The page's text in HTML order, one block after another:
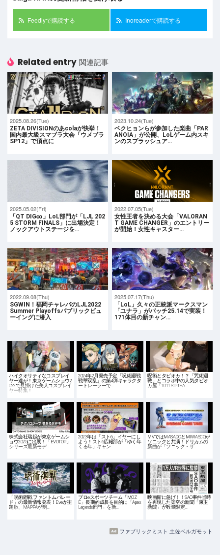
Feedlyで購読する Inoreaderで購読する
Related entry 関連記事
2025.08.26(Tue)
ZETA DIVISIONのあcolaが快挙！
国内最大級スマブラ大会「ウメブラ
SP12」で頂点に
2023.10.24(Tue)
ベクヒョンらが参加した楽曲「PAR
ANOIA」が公開、LoLゲーム内スキ
ンのスプラッシュア…
2025.05.02(Fri)
「QT DIG∞」LoL部門が「LJL 202
5 STORM FINALS」に出場決定！
ノックアウトステージを…
2022.07.05(Tue)
女性王者を決める大会「VALORAN
T GAME CHANGER」のエントリー
が開始！女性キャスター…
2022.09.08(Thu)
SGWIN！福岡チャレパのLJL2022
Summer Playoffsパブリックビュ
ーイングに潜入
2025.07.17(Thu)
「LoL」久々の正統派マークスマン
「ユナラ」がパッチ25.14で実装！
171体目の新チャン…
ハイクオリティなコスプレイ
ヤー達が！東京ゲームショウ2
022で見掛けた美人コスプレイ
ヤー特集！
2024年2月発売予定「呪術廻戦
戦華双乱」の第4弾キャラクタ
ートレーラーで…
呪術とタピオカ！？「咒術迴
戰」とコラボ中の人気タピオ
カ屋「1011 SIPTEA…
株式会社瑞起が東京ゲームシ
ョウ2025に出展！「EVOTOP」
シリーズ最新モデ…
2023年は「スト6」イヤーにし
よう！スト6広報部が「ゆく年
くる年」キャン…
MVではMASADOとMIWASCOが
ソニックと共演！ドリカムの
新曲が「ソニック・ザ…
「呪術廻戦 ファントムパレー
ド」の最新情報発表！Eveが主
題歌、MAPPAが制…
プロeスポーツチーム「MOZ
E」長期的成長を目的に「Apex
Legends部門」を新…
映画館に急げ！！SAO事件当時
を再現した架空の新聞「東玉
新聞」が数量限定…
ファブリックミスト 土佐ベルガモット